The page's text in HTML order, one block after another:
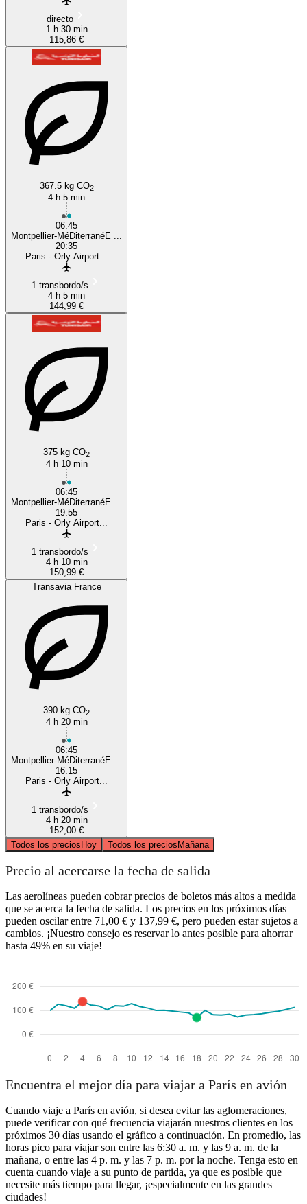
directo
1 h 30 min
115,86 €
367.5 kg CO2
4 h 5 min
06:45
Montpellier-MéDiterranéE ...
20:35
Paris - Orly Airport...
1 transbordo/s
4 h 5 min
144,99 €
375 kg CO2
4 h 10 min
06:45
Montpellier-MéDiterranéE ...
19:55
Paris - Orly Airport...
1 transbordo/s
4 h 10 min
150,99 €
Transavia France
390 kg CO2
4 h 20 min
06:45
Montpellier-MéDiterranéE ...
16:15
Paris - Orly Airport...
1 transbordo/s
4 h 20 min
152,00 €
Todos los preciosHoy Todos los preciosMañana
Precio al acercarse la fecha de salida
Las aerolíneas pueden cobrar precios de boletos más altos a medida
que se acerca la fecha de salida. Los precios en los próximos días
pueden oscilar entre 71,00 € y 137,99 €, pero pueden estar sujetos a
cambios. ¡Nuestro consejo es reservar lo antes posible para ahorrar
hasta 49% en su viaje!
Encuentra el mejor día para viajar a París en avión
Cuando viaje a París en avión, si desea evitar las aglomeraciones,
puede verificar con qué frecuencia viajarán nuestros clientes en los
próximos 30 días usando el gráfico a continuación. En promedio, las
horas pico para viajar son entre las 6:30 a. m. y las 9 a. m. de la
mañana, o entre las 4 p. m. y las 7 p. m. por la noche. Tenga esto en
cuenta cuando viaje a su punto de partida, ya que es posible que
necesite más tiempo para llegar, ¡especialmente en las grandes
ciudades!